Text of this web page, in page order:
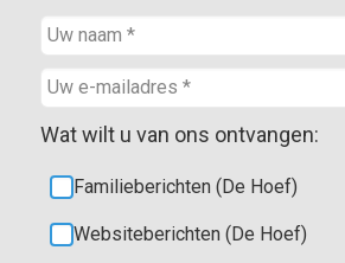
Wat wilt u van ons ontvangen:
Familieberichten (De Hoef)
Websiteberichten (De Hoef)